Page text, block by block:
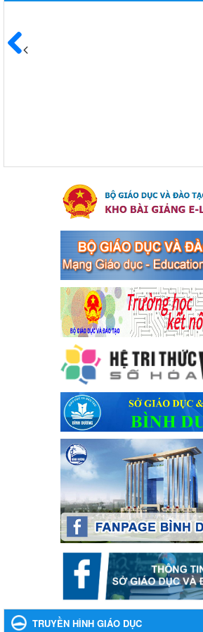
Kế hoạch Triển khai công tác tuyên
an toàn giao thông năm 2024 tại các
của Thủ tướng Chính phủ về tăng
tranh tội phạm, vi phạm pháp luật liên
tổ chức đánh bạc và đánh bạc
Kế hoạch thực hiện Chỉ thị số 16/CT-TTg
phạm, vi phạm pháp luật liên quan đến
bạc và đánh bạc
Ngày ban hành: 04/03/2024
Kế hoạch Tổ chức Hội trại truyền
Cát Lần thứ VIII, năm học 2023-2024
Kế hoạch Tổ chức Hội trại truyền thống
Lần thứ VIII, năm học 2023-2024
Ngày ban hành: 28/12/2023
Phối hợp rà soát nhu cầu tiêm vắc xin
Phối hợp rà soát nhu cầu tiêm vắc xin
Ngày ban hành: 22/11/2023
Phát động, triển khai Cuộc thi " An
cười ngày mai" dành cho học sinh và
năm học 2023-2024
Phát động, triển khai Cuộc thi " An toàn
ngày mai" dành cho học sinh và giáo viên
Ngày ban hành: 22/11/2023
Nhắc nhỡ thực hiện thanh toán không
khoản thu trong nhà trường năm học
Nhắc nhỡ thực hiện thanh toán không
thu trong nhà trường năm học 2023-2024
Ngày ban hành: 27/09/2023
TRUYỀN HÌNH GIÁO DỤC